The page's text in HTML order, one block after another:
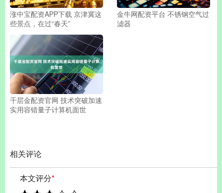
涨中宝配资APP下载 京津冀这
些景点，在过“春天”
金牛网配资平台 不锈钢空气过
滤器
千层金配资官网 技术突破加速
实用容错量子计算机面世
相关评论
本文评分*